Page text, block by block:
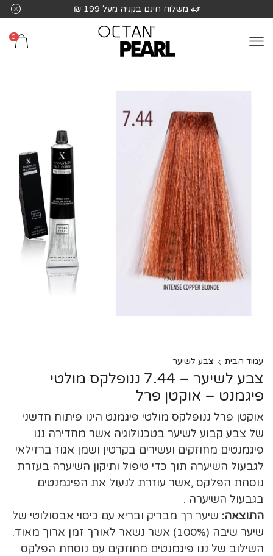
לֵב:
בְּאֲתָר
משלוח חינם בקניה מעל 199 ₪
0
עמוד הבית צבע לשיער
צבע לשיער – 7.44 ננופלקס מולטי
פיגמנט – אוקטן פרל
אוקטן פרל ננופלקס מולטי פיגמנט הינו פיתוח חדשני
של צבע קבוע לשיער בטכנולוגיה אשר מחדירה ננו
פיגמנטים מחוזקים ועשירים בקרטין ושמן אגוז ברזילאי
לגבעול השיערה תוך כדי טיפול ותיקון השיערה בעזרת
נוסחת הפלקס ,אשר עוזרת לנעול את הפיגמנטים
בגבעול השיערה .
התוצאה: שיער רך מבריק ובריא עם כיסוי אבסולוטי של
שיער שיבה (100%) אשר נשאר לאורך זמן ארוך מאוד.
השילוב של ננו פיגמנטים מחוזקים עם נוסחת הפלקס